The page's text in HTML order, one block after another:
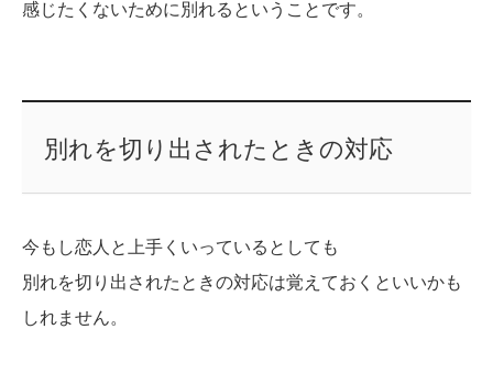
感じたくないために別れるということです。
別れを切り出されたときの対応
今もし恋人と上手くいっているとしても
別れを切り出されたときの対応は覚えておくといいかも
しれません。